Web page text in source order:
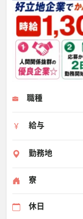
職種
給与
勤務地
寮
休日